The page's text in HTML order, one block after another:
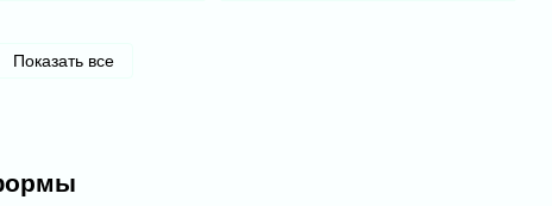
Показать все